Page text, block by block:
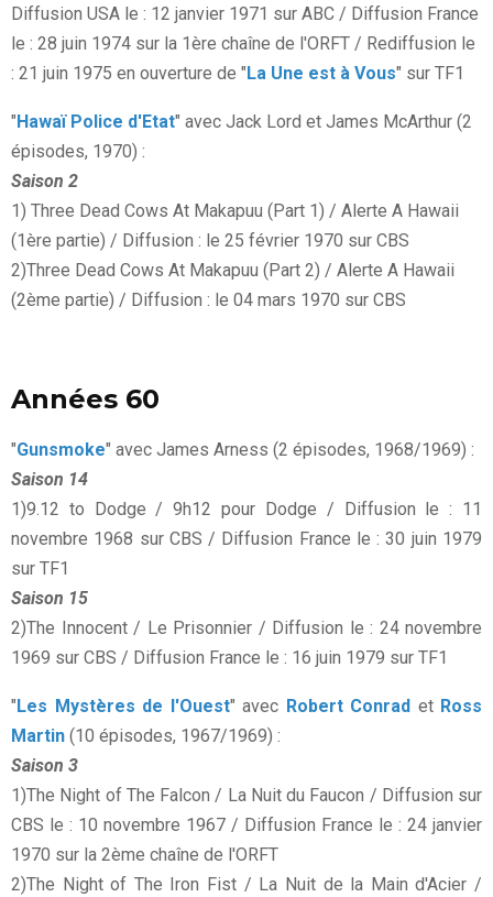
Diffusion USA le : 12 janvier 1971 sur ABC / Diffusion France
le : 28 juin 1974 sur la 1ère chaîne de l'ORFT / Rediffusion le
: 21 juin 1975 en ouverture de " La Une est à Vous" sur TF1
" Hawaï Police d'Etat" avec Jack Lord et James McArthur (2
épisodes, 1970) :
Saison 2
1) Three Dead Cows At Makapuu (Part 1) / Alerte A Hawaii
(1ère partie) / Diffusion : le 25 février 1970 sur CBS
2)Three Dead Cows At Makapuu (Part 2) / Alerte A Hawaii
(2ème partie) / Diffusion : le 04 mars 1970 sur CBS
Années 60
"Gunsmoke" avec James Arness (2 épisodes, 1968/1969) :
Saison 14
1)9.12 to Dodge / 9h12 pour Dodge / Diffusion le : 11
novembre 1968 sur CBS / Diffusion France le : 30 juin 1979
sur TF1
Saison 15
2)The Innocent / Le Prisonnier / Diffusion le : 24 novembre
1969 sur CBS / Diffusion France le : 16 juin 1979 sur TF1
" Les Mystères de l'Ouest" avec Robert Conrad et Ross
Martin (10 épisodes, 1967/1969) :
Saison 3
1)The Night of The Falcon / La Nuit du Faucon / Diffusion sur
CBS le : 10 novembre 1967 / Diffusion France le : 24 janvier
1970 sur la 2ème chaîne de l'ORFT
2)The Night of The Iron Fist / La Nuit de la Main d'Acier /